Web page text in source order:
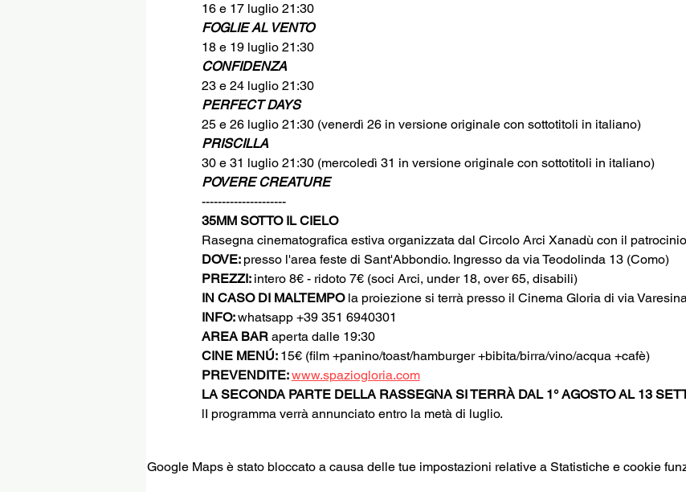
16 e 17 luglio 21:30
FOGLIE AL VENTO
18 e 19 luglio 21:30
CONFIDENZA
23 e 24 luglio 21:30
PERFECT DAYS
25 e 26 luglio 21:30 (venerdì 26 in versione originale con sottotitoli in italiano)
PRISCILLA
30 e 31 luglio 21:30 (mercoledì 31 in versione originale con sottotitoli in italiano)
POVERE CREATURE
---------------------
35MM SOTTO IL CIELO
Rasegna cinematografica estiva organizzata dal Circolo Arci Xanadù con il
DOVE: presso l'area feste di Sant'Abbondio. Ingresso da via Teodolinda 13 (Como)
PREZZI: intero 8€ - ridoto 7€ (soci Arci, under 18, over 65, disabili)
IN CASO DI MALTEMPO la proiezione si terrà presso il Cinema Gloria di via
INFO: whatsapp +39 351 6940301
AREA BAR aperta dalle 19:30
CINE MENÚ: 15€ (film +panino/toast/hamburger +bibita/birra/vino/acqua +cafè)
PREVENDITE: www.spaziogloria.com
LA SECONDA PARTE DELLA RASSEGNA SI TERRÀ DAL 1° AGOSTO AL 13
lI programma verrà annunciato entro la metà di luglio.
Google Maps è stato bloccato a causa delle tue impostazioni relative a Statistiche e cookie